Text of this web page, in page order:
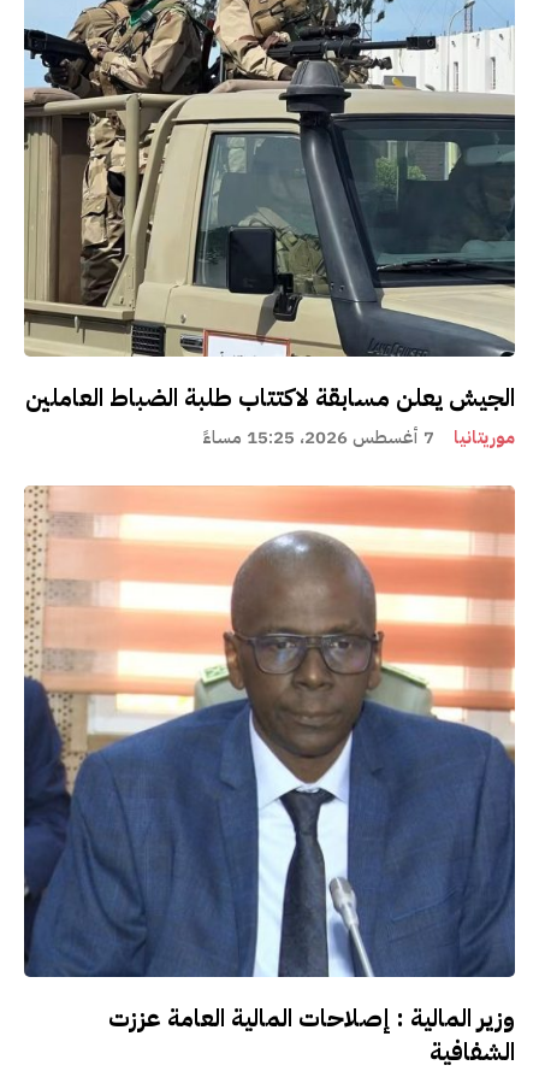
الجيش يعلن مسابقة لاكتتاب طلبة الضباط العاملين
موريتانيا 7 أغسطس 2026، 15:25 مساءً
وزير المالية : إصلاحات المالية العامة عززت
الشفافية